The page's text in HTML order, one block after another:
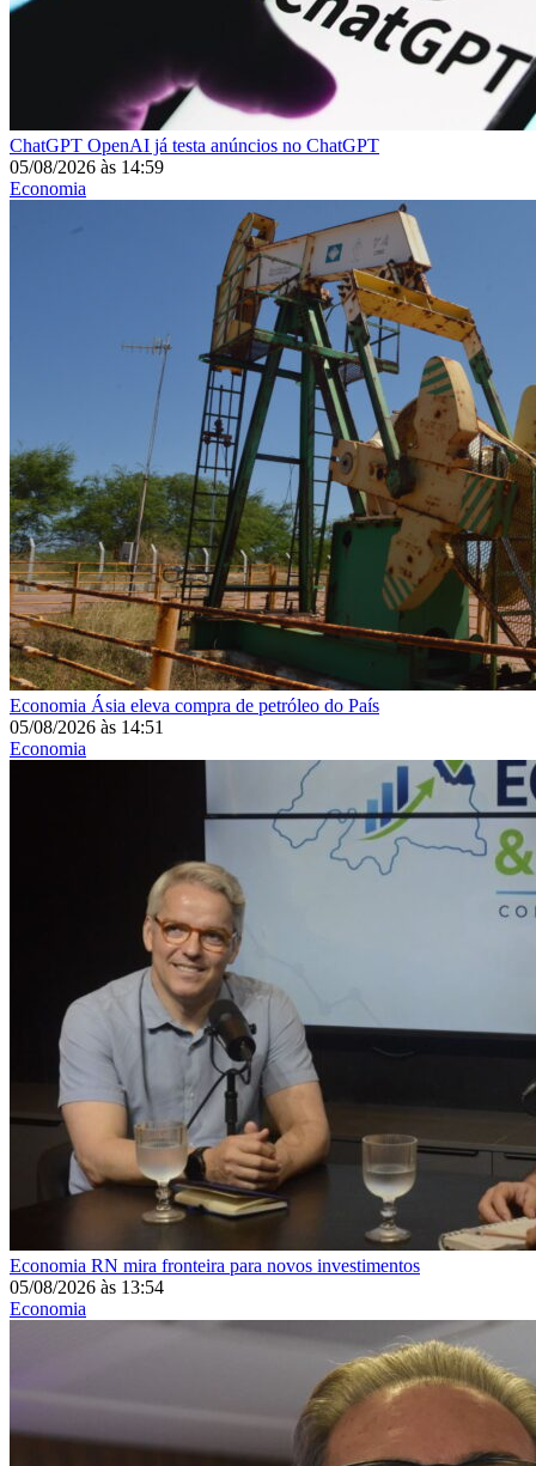
ChatGPT OpenAI já testa anúncios no ChatGPT
05/08/2026 às 14:59
Economia
Economia Ásia eleva compra de petróleo do País
05/08/2026 às 14:51
Economia
Economia RN mira fronteira para novos investimentos
05/08/2026 às 13:54
Economia